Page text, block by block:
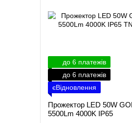
до 6 платежів
до 6 платежів
єВідновлення
Прожектор LED 50W
5500Lm 4000K IP65